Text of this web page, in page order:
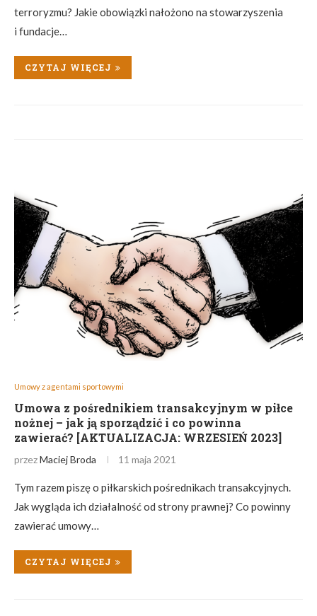
terroryzmu? Jakie obowiązki nałożono na stowarzyszenia
i fundacje…
CZYTAJ WIĘCEJ
Umowy z agentami sportowymi
Umowa z pośrednikiem transakcyjnym w piłce
nożnej – jak ją sporządzić i co powinna
zawierać? [AKTUALIZACJA: WRZESIEŃ 2023]
przezMaciej Broda 11 maja 2021
Tym razem piszę o piłkarskich pośrednikach transakcyjnych.
Jak wygląda ich działalność od strony prawnej? Co powinny
zawierać umowy…
CZYTAJ WIĘCEJ